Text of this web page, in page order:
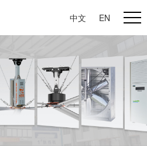
中文 EN